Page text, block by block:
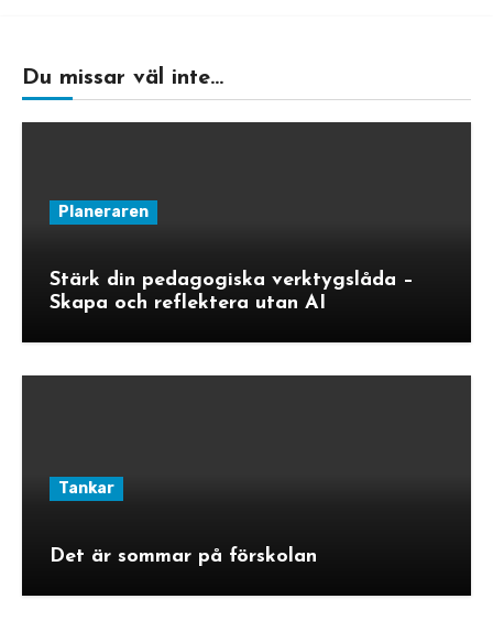
Du missar väl inte...
Planeraren
Stärk din pedagogiska verktygslåda –
Skapa och reflektera utan AI
Tankar
Det är sommar på förskolan